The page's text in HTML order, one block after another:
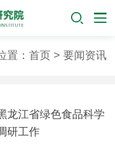
置： 首页> 要闻资讯
龙江省绿色食品科学
研工作